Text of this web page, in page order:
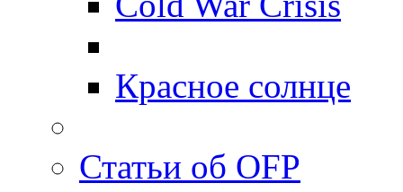
Красное солнце
Статьи об OFP